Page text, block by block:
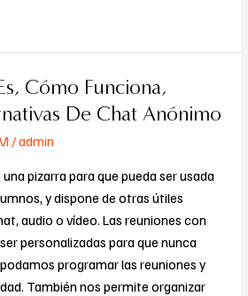
Cómo Funciona,
De Chat Anónimo
/admin
pizarra para que pueda ser usada
y dispone de otras útiles
audio o vídeo. Las reuniones con
personalizadas para que nunca
programar las reuniones y
También nos permite organizar